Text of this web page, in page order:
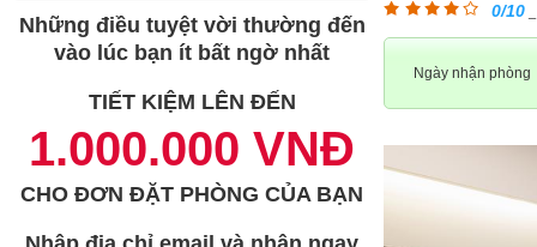
Những điều tuyệt vời thường đến
vào lúc bạn ít bất ngờ nhất
TIẾT KIỆM LÊN ĐẾN
1.000.000 VNĐ
CHO ĐƠN ĐẶT PHÒNG CỦA BẠN
0/10
Ngày nhận phòng